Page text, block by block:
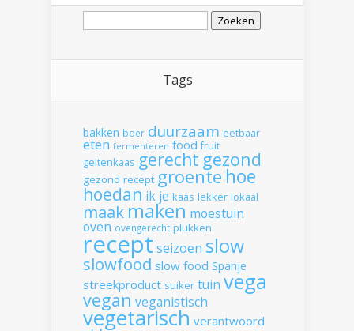
Zoeken
Tags
bakken boer duurzaam eetbaar
eten fermenteren food fruit
geitenkaas gerecht gezond
gezond recept groente hoe
hoedan ik je kaas lekker lokaal
maak maken moestuin
oven ovengerecht plukken
recept seizoen slow
slowfood slow food Spanje
streekproduct suiker tuin vega
vegan veganistisch
vegetarisch verantwoord